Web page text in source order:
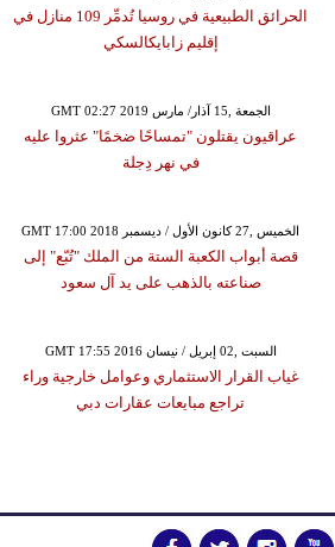
الحرائق الطبيعية في روسيا تُدمِّر 109 منازل في
إقليم زابايكالسكي
GMT 02:27 2019 الجمعة ,15 آذار/ مارس
عراقيون يقتلون "تمساحًا ضخمًا" عثروا عليه
في نهر دِجلة
GMT 17:00 2018 الخميس ,27 كانون الأول / ديسمبر
قصة أبواب الكعبة الستة من الملك "تُبّع" إلى
صناعته بالذهب على يد آل سعود
GMT 17:55 2016 السبت ,02 إبريل / نيسان
غياب القرار الاستثماري وعوامل خارجية وراء
تراجع مبايعات عقارات دبي